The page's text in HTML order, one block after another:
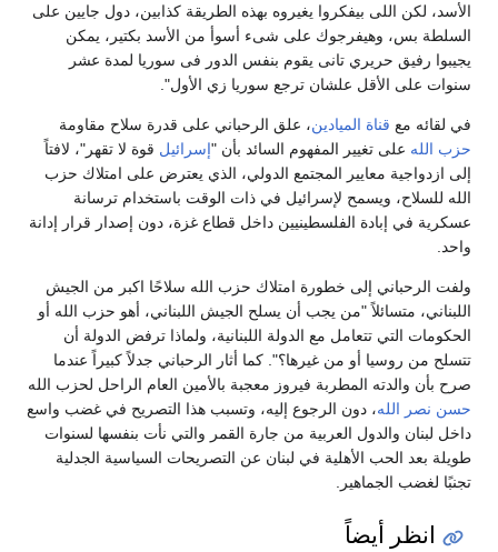
الأسد، لكن اللى بيفكروا يغيروه بهذه الطريقة كذابين، دول جايين على
السلطة بس، وهيفرجوك على شىء أسوأ من الأسد بكتير، يمكن
يجيبوا رفيق حريري تانى يقوم بنفس الدور فى سوريا لمدة عشر
سنوات على الأقل علشان ترجع سوريا زي الأول".
في لقائه معقناة الميادين، علق الرحباني على قدرة سلاح مقاومة
حزب الله على تغيير المفهوم السائد بأن "إسرائيل قوة لا تقهر"، لافتاً
إلى ازدواجية معايير المجتمع الدولي، الذي يعترض على امتلاك حزب
الله للسلاح، ويسمح لإسرائيل في ذات الوقت باستخدام ترسانة
عسكرية في إبادة الفلسطينيين داخل قطاع غزة، دون إصدار قرار إدانة
واحد.
ولفت الرحباني إلى خطورة امتلاك حزب الله سلاحًا اكبر من الجيش
اللبناني، متسائلاً "من يجب أن يسلح الجيش اللبناني، أهو حزب الله أو
الحكومات التي تتعامل مع الدولة اللبنانية، ولماذا ترفض الدولة أن
تتسلح من روسيا أو من غيرها؟". كما أثار الرحباني جدلاً كبيراً عندما
صرح بأن والدته المطربة فيروز معجبة بالأمين العام الراحل لحزب الله
حسن نصر الله ، دون الرجوع إليه، وتسبب هذا التصريح في غضب واسع
داخل لبنان والدول العربية من جارة القمر والتي نأت بنفسها لسنوات
طويلة بعد الحب الأهلية في لبنان عن التصريحات السياسية الجدلية
تجنبًا لغضب الجماهير.
انظر أيضاً